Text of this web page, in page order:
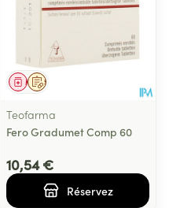
Sur prescription
Médicament
Teofarma
Fero Gradumet Comp 60
10,54 €
Réservez